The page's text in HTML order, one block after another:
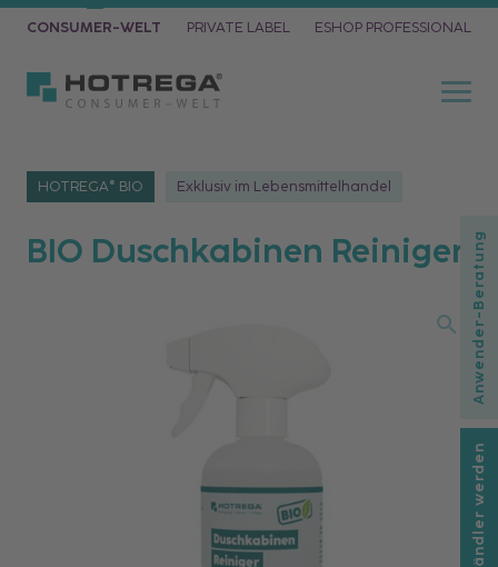
CONSUMER-WELT PRIVATE LABEL ESHOP PROFESSIONAL
HOTREGA® BIO Exklusiv im Lebensmittelhandel
BIO Duschkabinen Reiniger
Händler werden
Anwender-Beratung